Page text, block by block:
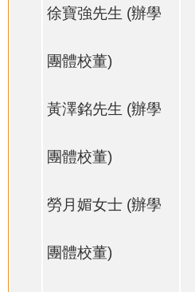
徐寶強先生 (辦學
團體校董)
黃澤銘先生 (辦學
團體校董)
勞月媚女士 (辦學
團體校董)